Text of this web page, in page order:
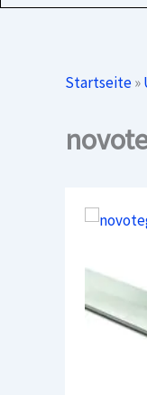
Startseite»